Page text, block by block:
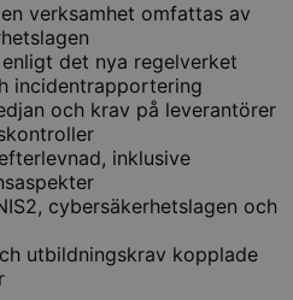
verksamhet omfattas av
det nya regelverket
incidentrapportering
och krav på leverantörer
inklusive
cybersäkerhetslagen och
utbildningskrav kopplade